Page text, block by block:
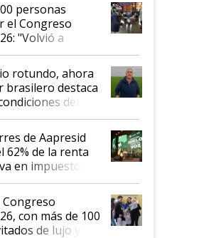
personas
el Congreso
"Volvió a
hablar del
de todo el
rotundo, ahora
brasilero destaca
del
para invertir:
motivados"
de Aapresid
62% de la renta
en impuestos:
que en
sigan discutiendo
de hace 50
con más de 100
de lujo y